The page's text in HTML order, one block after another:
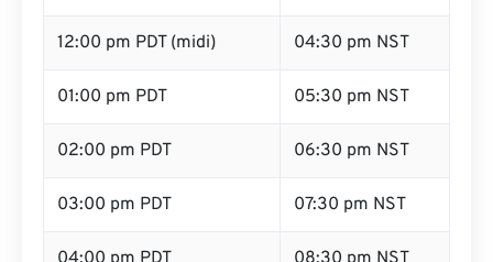
12:00 pm PDT (midi) 04:30 pm NST
01:00 pm PDT 05:30 pm NST
02:00 pm PDT 06:30 pm NST
03:00 pm PDT 07:30 pm NST